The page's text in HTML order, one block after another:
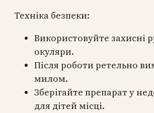
Техніка безпеки:
Використовуйте захисні
окуляри.
Після роботи ретельно
милом.
Зберігайте препарат у
для дітей місці.